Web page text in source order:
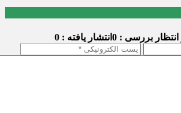
بررسی : 0 انتشار یافته : 0